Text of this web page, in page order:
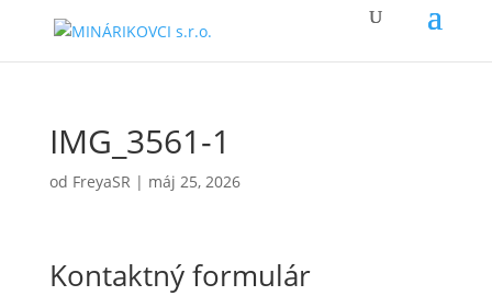
IMG_3561-1
od FreyaSR | máj 25, 2026
Kontaktný formulár